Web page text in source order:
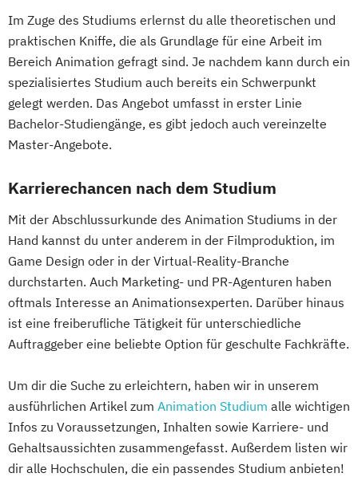
Im Zuge des Studiums erlernst du alle theoretischen und
praktischen Kniffe, die als Grundlage für eine Arbeit im
Bereich Animation gefragt sind. Je nachdem kann durch ein
spezialisiertes Studium auch bereits ein Schwerpunkt
gelegt werden. Das Angebot umfasst in erster Linie
Bachelor-Studiengänge, es gibt jedoch auch vereinzelte
Master-Angebote.
Karrierechancen nach dem Studium
Mit der Abschlussurkunde des Animation Studiums in der
Hand kannst du unter anderem in der Filmproduktion, im
Game Design oder in der Virtual-Reality-Branche
durchstarten. Auch Marketing- und PR-Agenturen haben
oftmals Interesse an Animationsexperten. Darüber hinaus
ist eine freiberufliche Tätigkeit für unterschiedliche
Auftraggeber eine beliebte Option für geschulte Fachkräfte.
Um dir die Suche zu erleichtern, haben wir in unserem
ausführlichen Artikel zum Animation Studium alle wichtigen
Infos zu Voraussetzungen, Inhalten sowie Karriere- und
Gehaltsaussichten zusammengefasst. Außerdem listen wir
dir alle Hochschulen, die ein passendes Studium anbieten!